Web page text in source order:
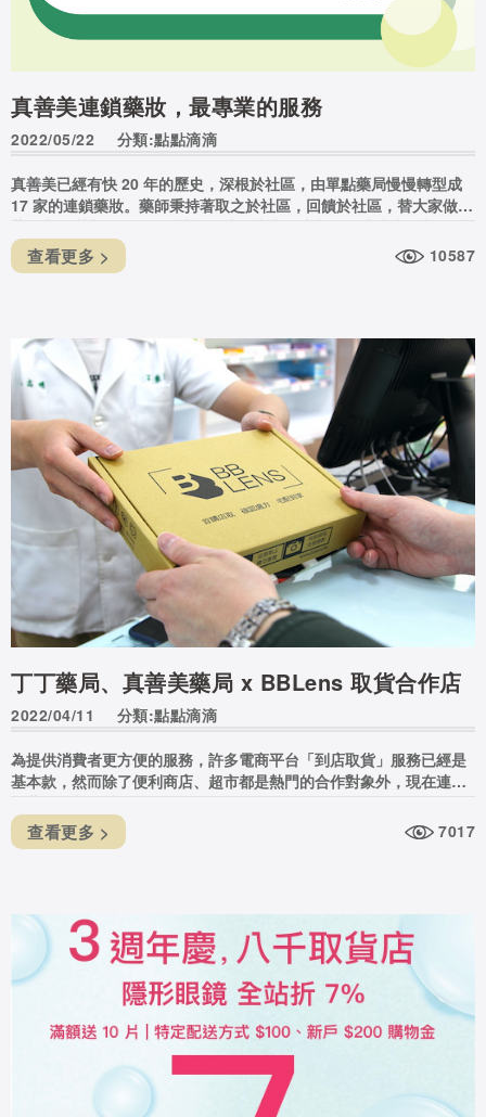
真善美連鎖藥妝，最專業的服務
2022/05/22 分類:點點滴滴
真善美已經有快 20 年的歷史，深根於社區，由單點藥局慢慢轉型成
17 家的連鎖藥妝。藥師秉持著取之於社區，回饋於社區，替大家做好
藥品與優質商品的把關，讓您在生活中與健康相關的大小事，都可以
來真善美取得協助。
查看更多 > 10587
丁丁藥局、真善美藥局 x BBLens 取貨合作店
2022/04/11 分類:點點滴滴
為提供消費者更方便的服務，許多電商平台「到店取貨」服務已經是
基本款，然而除了便利商店、超市都是熱門的合作對象外，現在連
查看更多 > 7017